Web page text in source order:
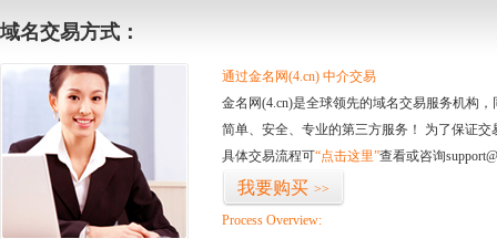
域名交易方式：
通过金名网(4.cn) 中介交易
金名网(4.cn)是全球领先的域名交易服务机构
简单、安全、专业的第三方服务！ 为了保证
具体交易流程可“点击这里”查看或咨询
我要购买 >>
Process Overview: